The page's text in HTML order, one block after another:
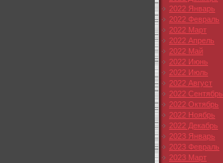
2022 Январь
2022 Февраль
2022 Март
2022 Апрель
2022 Май
2022 Июнь
2022 Июль
2022 Август
2022 Сентябрь
2022 Октябрь
2022 Ноябрь
2022 Декабрь
2023 Январь
2023 Февраль
2023 Март